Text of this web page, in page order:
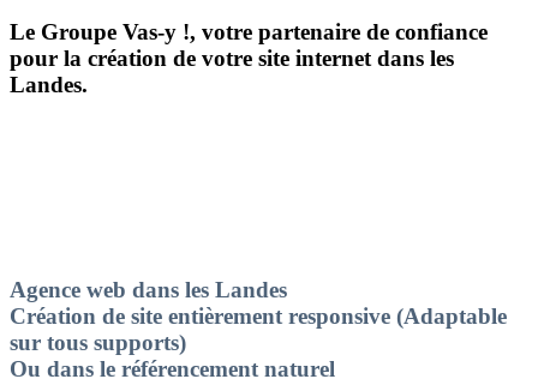
Le Groupe Vas-y !, votre partenaire de confiance
pour la création de votre site internet dans les
Landes.
Agence web dans les Landes
Création de site entièrement responsive (Adaptable
sur tous supports)
Ou dans le référencement naturel